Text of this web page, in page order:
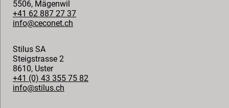
5506, Mägenwil
+41 62 887 27 37
info@ceconet.ch
Stilus SA
Steigstrasse 2
8610, Uster
+41 (0) 43 355 75 82
info@stilus.ch